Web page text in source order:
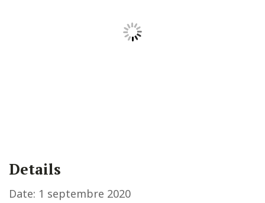
Details
Date: 1 septembre 2020